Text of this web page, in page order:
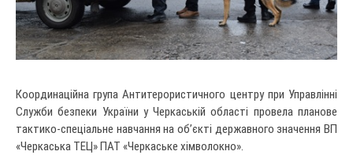
Координаційна група Антитерористичного центру при Управлінні
Служби безпеки України у Черкаській області провела планове
тактико-спеціальне навчання на об’єкті державного значення ВП
«Черкаська ТЕЦ» ПАТ «Черкаське хімволокно».